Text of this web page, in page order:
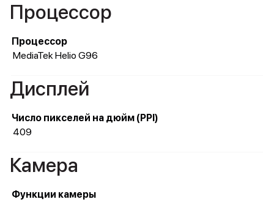
Процессор
Процессор
MediaTek Helio G96
Дисплей
Число пикселей на дюйм (PPI)
409
Камера
Функции камеры